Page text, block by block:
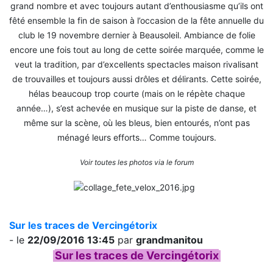
grand nombre et avec toujours autant d’enthousiasme qu’ils ont
fêté ensemble la fin de saison à l’occasion de la fête annuelle du
club le 19 novembre dernier à Beausoleil. Ambiance de folie
encore une fois tout au long de cette soirée marquée, comme le
veut la tradition, par d’excellents spectacles maison rivalisant
de trouvailles et toujours aussi drôles et délirants. Cette soirée,
hélas beaucoup trop courte (mais on le répète chaque
année…), s’est achevée en musique sur la piste de danse, et
même sur la scène, où les bleus, bien entourés, n’ont pas
ménagé leurs efforts… Comme toujours.
Voir toutes les photos via le forum
Sur les traces de Vercingétorix
- le 22/09/2016 13:45 par grandmanitou
Sur les traces de Vercingétorix